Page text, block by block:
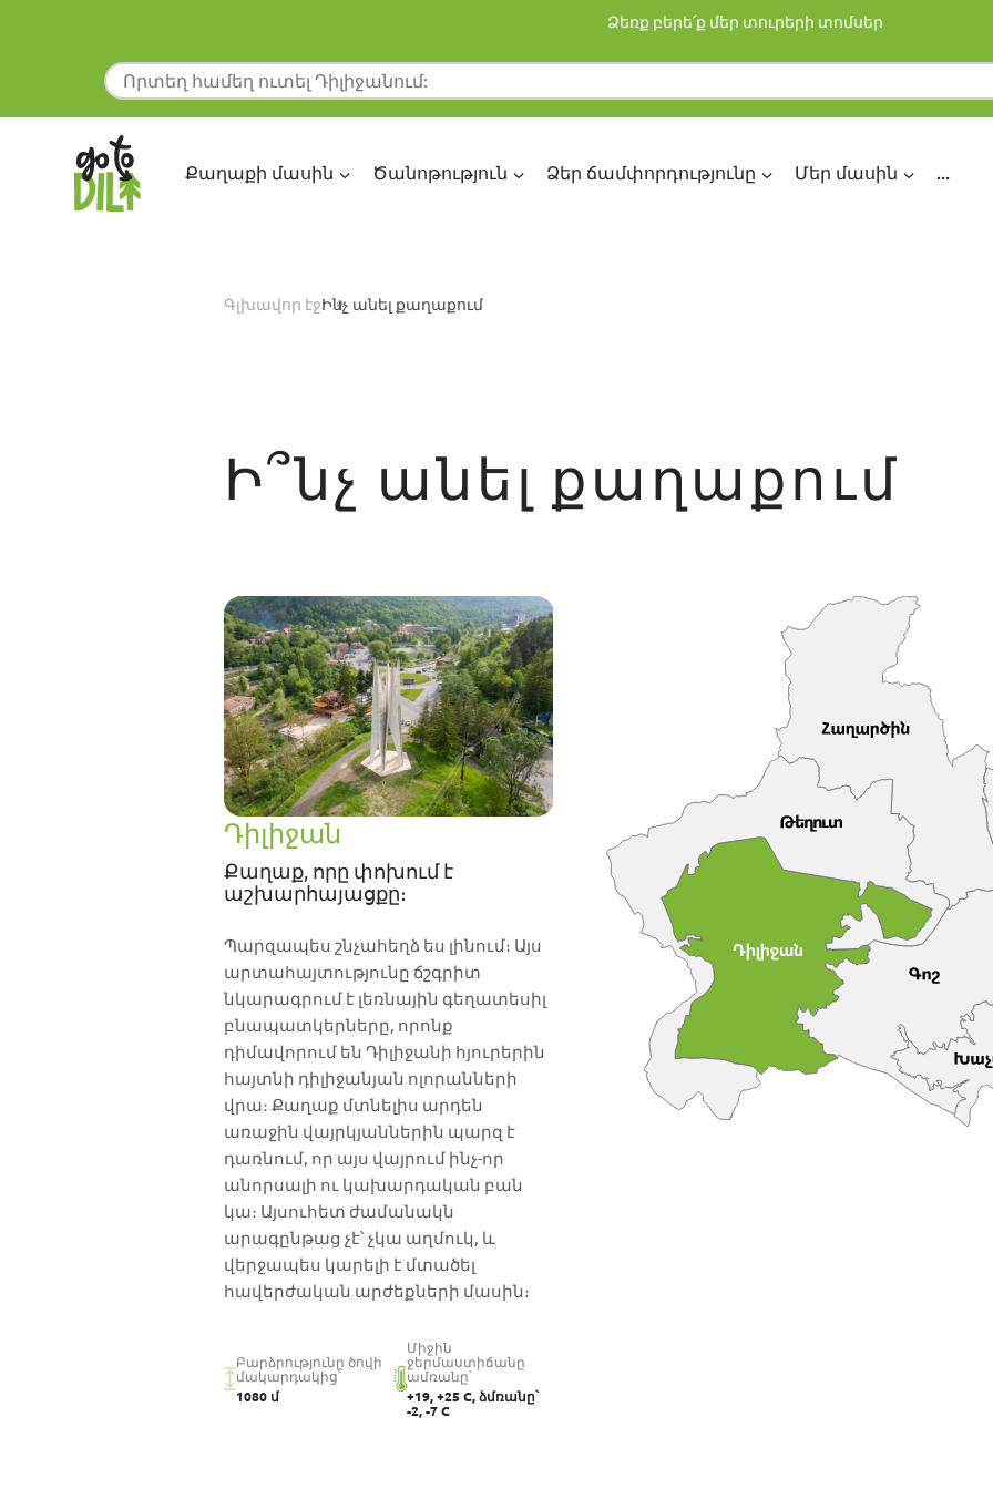
Ձեռք բերե՛ք մեր տուրերի տոմսեր
Քաղաքի մասին Ծանոթություն Ձեր ճամփորդությունը Մեր մասին ...
Գլխավոր էջԻնչ անել քաղաքում
Ի՞նչ անել քաղաքում
Դիլիջան
Քաղաք, որը փոխում է
աշխարհայացքը։
Պարզապես շնչահեղձ ես լինում։ Այս
արտահայտությունը ճշգրիտ
նկարագրում է լեռնային գեղատեսիլ
բնապատկերները, որոնք
դիմավորում են Դիլիջանի հյուրերին
հայտնի դիլիջանյան ոլորանների
վրա։ Քաղաք մտնելիս արդեն
առաջին վայրկյաններին պարզ է
դառնում, որ այս վայրում ինչ-որ
անորսալի ու կախարդական բան
կա։ Այսուհետ ժամանակն
արագընթաց չէ՝ չկա աղմուկ, և
վերջապես կարելի է մտածել
հավերժական արժեքների մասին։
Բարձրությունը ծովի
մակարդակից՝
1080 մ
Միջին
ջերմաստիճանը
ամռանը՝
+19, +25 C, ձմռանը՝
-2, -7 C
Թեղուտ
Իջևանի և Դիլիջանի
խաչմերուկում
Թեղուտ՝ ոչ մեծ գյուղ Տավուշի
մարզում՝ Դիլիջանից դեպի հյուսիս-
արևելք մի քանի կիլոմետր
հեռավորության վրա, տեղակայված
Աղստև գետի ձախ ափին: Թեղուտ
համայնքը հիմնվել է 1925 թ. և
համարվել է Ջարխեչի (այժմ
դեպի
ձախ
վաղ